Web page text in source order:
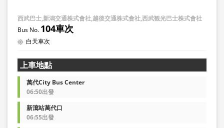
西武巴士,新潟交通株式會社,越後交通株式會社,西武観光巴士株式會社
104車次
白天車次
上車地點
萬代City Bus Center
06:50出發
新瀉站萬代口
06:55出發